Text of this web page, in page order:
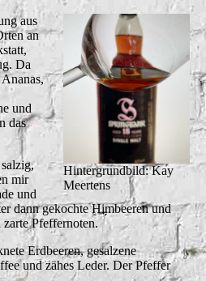
Hintergrundbild: Kay
Meertens
aus
an
Da
und
das
mir
und
dann gekochte Himbeeren und
Pfeffernoten.
Erdbeeren, gesalzene
und zähes Leder. Der Pfeffer